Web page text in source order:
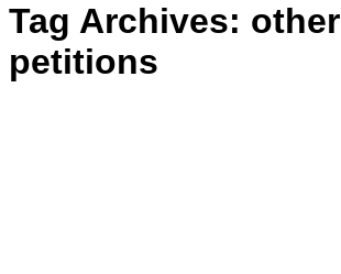
Tag Archives: other
petitions